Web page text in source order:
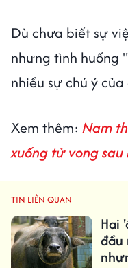
Dù chưa biết sự
nhưng tình huống
nhiều sự chú ý
Xem thêm: Nam
xuống tử vong
TIN LIÊN QUAN
Hai
đầu